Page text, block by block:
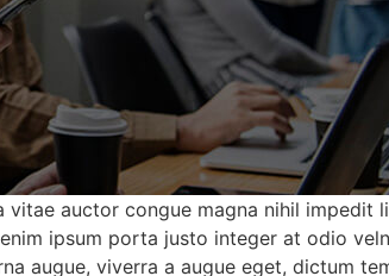
auctor congue magna nihil impedit
ipsum porta justo integer at odio
augue, viverra a augue eget, dictum